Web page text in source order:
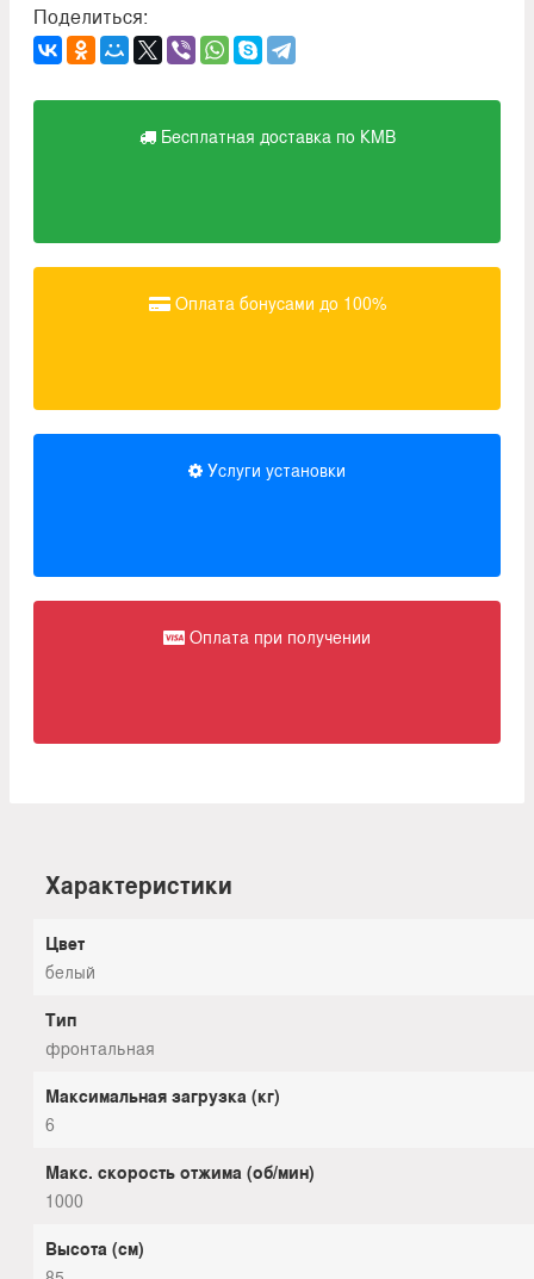
Поделиться:
Бесплатная доставка по КМВ
Оплата бонусами до 100%
Услуги установки
Оплата при получении
Характеристики
Цвет
белый
Тип
фронтальная
Максимальная загрузка (кг)
6
Макс. скорость отжима (об/мин)
1000
Высота (см)